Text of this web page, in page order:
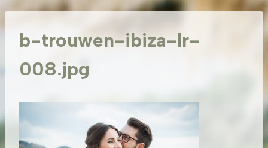
b-trouwen-ibiza-lr-
008.jpg